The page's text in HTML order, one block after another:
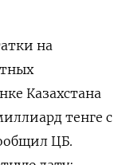
на
Казахстана
тенге с
ЦБ.